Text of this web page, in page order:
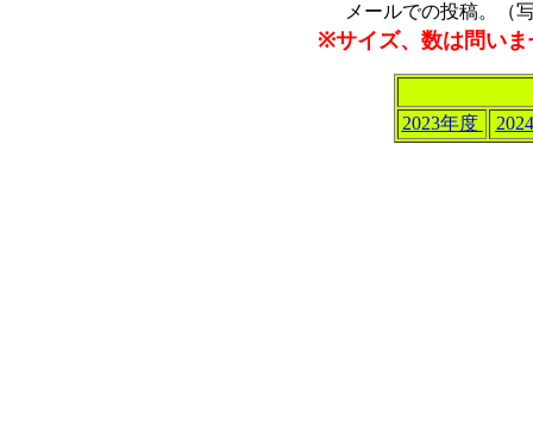
メールでの投稿。（
※サイズ、数は問い
2023年度